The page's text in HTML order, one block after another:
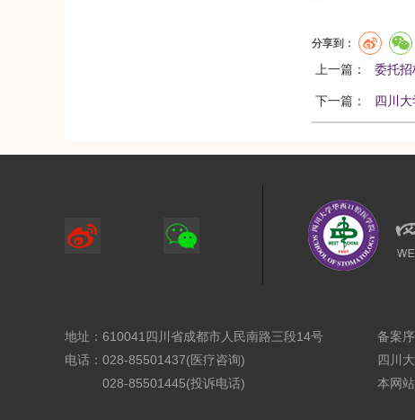
分享到：
上一篇： 委托
下一篇： 四川
地址：610041四川省成都市人民南路三段14号
电话：028-85501437(医疗咨询)
028-85501445(投诉电话)
备案
四川
本网